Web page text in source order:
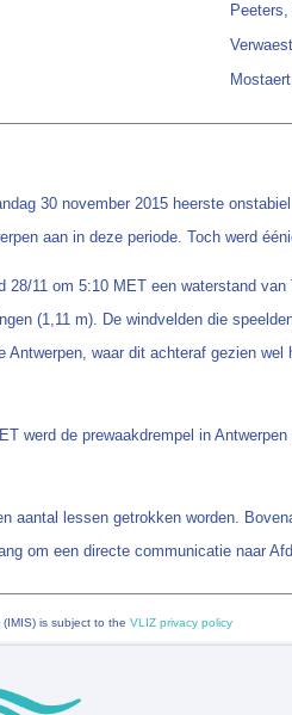
Peeters,
30 november 2015 heerste
aan in deze periode. Toch werd
28/11 om 5:10 MET een waterstand
(1,11 m). De windvelden die
waar dit achteraf gezien
werd de prewaakdrempel in
aantal lessen getrokken worden.
om een directe communicatie naar
(IMIS) is subject to the VLIZ privacy policy